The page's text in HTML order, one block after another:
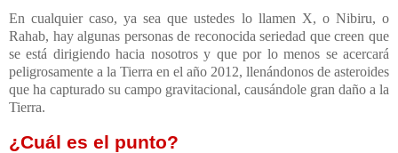
En cualquier caso, ya sea que ustedes lo llamen X, o Nibiru, o
Rahab, hay algunas personas de reconocida seriedad que creen que
se está dirigiendo hacia nosotros y que por lo menos se acercará
peligrosamente a la Tierra en el año 2012, llenándonos de asteroides
que ha capturado su campo gravitacional, causándole gran daño a la
Tierra.
¿Cuál es el punto?